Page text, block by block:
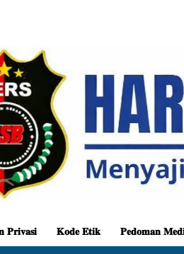
𝐏𝐫𝐢𝐯𝐚𝐬𝐢 𝐊𝐨𝐝𝐞 𝐄𝐭𝐢𝐤 𝐏𝐞𝐝𝐨𝐦𝐚𝐧